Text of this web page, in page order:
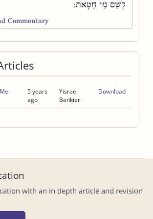
לְשֵׁם מֵי חַטָּאת:
Commentary
5 years
ago
Yisrael
Bankier
Download
with an in depth article and revision